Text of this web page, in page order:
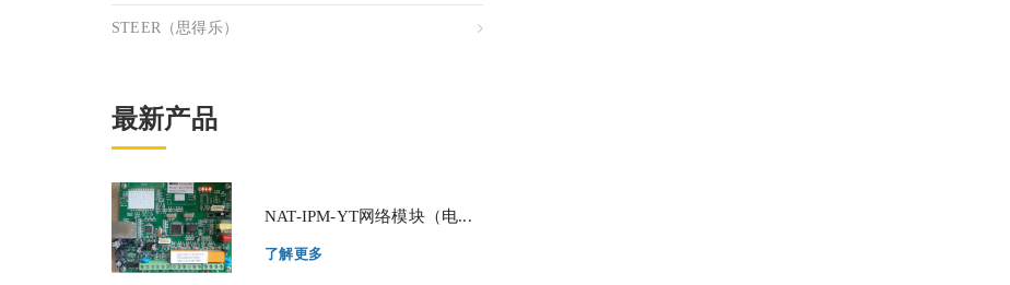
STEER（思得乐）
最新产品
NAT-IPM-YT网络模块（电...
了解更多